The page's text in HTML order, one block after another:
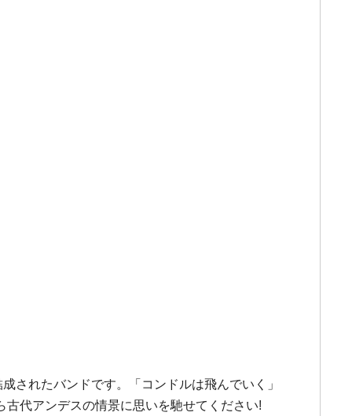
されたバンドです。「コンドルは飛んでいく」
代アンデスの情景に思いを馳せてください!